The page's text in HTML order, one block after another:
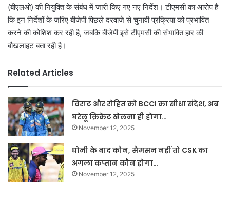
(बीएलओ) की नियुक्ति के संबंध में जारी किए गए नए निर्देश। टीएमसी का आरोप है
कि इन निर्देशों के जरिए बीजेपी पिछले दरवाजे से चुनावी प्रक्रिया को प्रभावित
करने की कोशिश कर रही है, जबकि बीजेपी इसे टीएमसी की संभावित हार की
बौखलाहट बता रही है।
Related Articles
विराट और रोहित को BCCI का सीधा संदेश, अब
घरेलू क्रिकेट खेलना ही होगा…
November 12, 2025
धोनी के बाद कौन, सैमसन नहीं तो CSK का
अगला कप्तान कौन होगा…
November 12, 2025